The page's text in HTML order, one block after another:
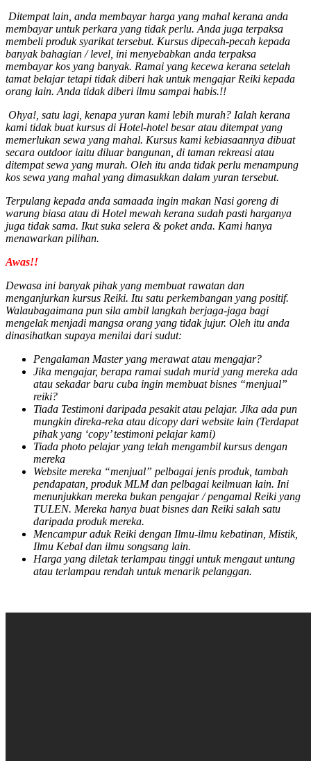
Ditempat lain, anda membayar harga yang mahal kerana anda
membayar untuk perkara yang tidak perlu. Anda juga terpaksa
membeli produk syarikat tersebut. Kursus dipecah-pecah kepada
banyak bahagian / level, ini menyebabkan anda terpaksa
membayar kos yang banyak. Ramai yang kecewa kerana setelah
tamat belajar tetapi tidak diberi hak untuk mengajar Reiki kepada
orang lain. Anda tidak diberi ilmu sampai habis.!!
Ohya!, satu lagi, kenapa yuran kami lebih murah? Ialah kerana
kami tidak buat kursus di Hotel-hotel besar atau ditempat yang
memerlukan sewa yang mahal. Kursus kami kebiasaannya dibuat
secara outdoor iaitu diluar bangunan, di taman rekreasi atau
ditempat sewa yang murah. Oleh itu anda tidak perlu menampung
kos sewa yang mahal yang dimasukkan dalam yuran tersebut.
Terpulang kepada anda samaada ingin makan Nasi goreng di
warung biasa atau di Hotel mewah kerana sudah pasti harganya
juga tidak sama. Ikut suka selera & poket anda. Kami hanya
menawarkan pilihan.
Awas!!
Dewasa ini banyak pihak yang membuat rawatan dan
menganjurkan kursus Reiki. Itu satu perkembangan yang positif.
Walaubagaimana pun sila ambil langkah berjaga-jaga bagi
mengelak menjadi mangsa orang yang tidak jujur. Oleh itu anda
dinasihatkan supaya menilai dari sudut:
Pengalaman Master yang merawat atau mengajar?
Jika mengajar, berapa ramai sudah murid yang mereka ada
atau sekadar baru cuba ingin membuat bisnes “menjual”
reiki?
Tiada Testimoni daripada pesakit atau pelajar. Jika ada pun
mungkin direka-reka atau dicopy dari website lain (Terdapat
pihak yang ‘copy’ testimoni pelajar kami)
Tiada photo pelajar yang telah mengambil kursus dengan
mereka
Website mereka “menjual” pelbagai jenis produk, tambah
pendapatan, produk MLM dan pelbagai keilmuan lain. Ini
menunjukkan mereka bukan pengajar / pengamal Reiki yang
TULEN. Mereka hanya buat bisnes dan Reiki salah satu
daripada produk mereka.
Mencampur aduk Reiki dengan Ilmu-ilmu kebatinan, Mistik,
Ilmu Kebal dan ilmu songsang lain.
Harga yang diletak terlampau tinggi untuk mengaut untung
atau terlampau rendah untuk menarik pelanggan.